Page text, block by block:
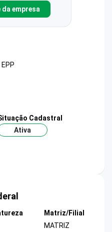
empresa
EPP
Cadastral
Ativa
Matriz/Filial
MATRIZ